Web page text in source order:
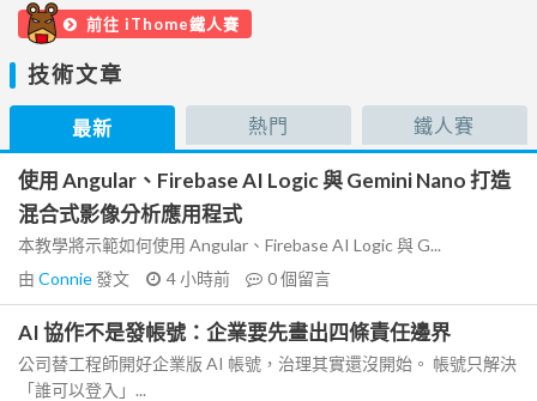
前往 iThome鐵人賽
技術文章
最新 熱門 鐵人賽
使用 Angular、Firebase AI Logic 與 Gemini Nano 打造
混合式影像分析應用程式
本教學將示範如何使用 Angular、Firebase AI Logic 與 G...
由 Connie發文 4 小時前 0個留言
AI 協作不是發帳號：企業要先畫出四條責任邊界
公司替工程師開好企業版 AI 帳號，治理其實還沒開始。 帳號只解決
「誰可以登入」...